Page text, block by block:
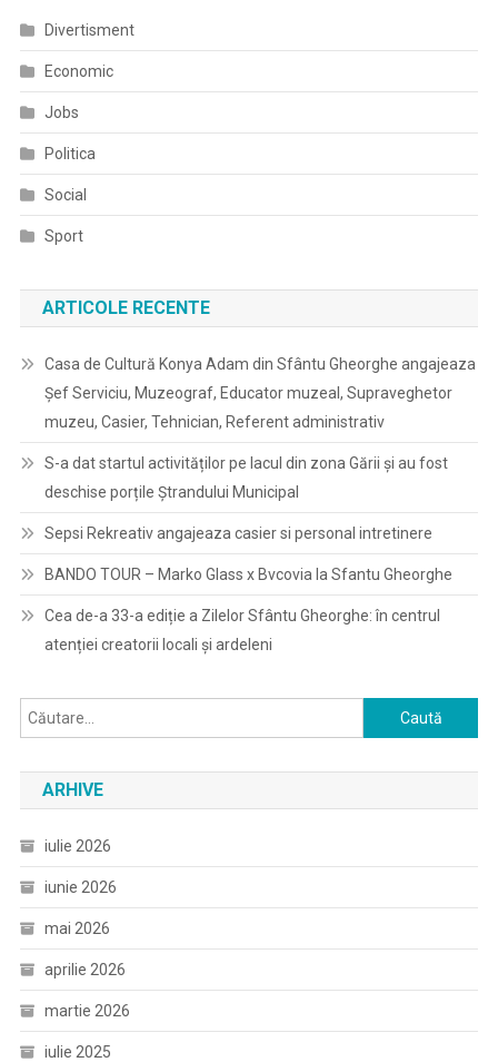
Divertisment
Economic
Jobs
Politica
Social
Sport
ARTICOLE RECENTE
Casa de Cultură Konya Adam din Sfântu Gheorghe angajeaza
Șef Serviciu, Muzeograf, Educator muzeal, Supraveghetor
muzeu, Casier, Tehnician, Referent administrativ
S-a dat startul activităților pe lacul din zona Gării și au fost
deschise porțile Ștrandului Municipal
Sepsi Rekreativ angajeaza casier si personal intretinere
BANDO TOUR – Marko Glass x Bvcovia la Sfantu Gheorghe
Cea de-a 33-a ediție a Zilelor Sfântu Gheorghe: în centrul
atenției creatorii locali și ardeleni
Caută
după:
ARHIVE
iulie 2026
iunie 2026
mai 2026
aprilie 2026
martie 2026
iulie 2025